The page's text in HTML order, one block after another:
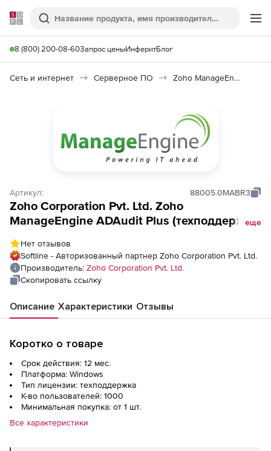
Softline
Поиск
8 (800) 200-08-60Запрос ценыИнферитБлог
Сеть и интернет Серверное ПО Zoho ManageEngine ADAudit Plus
Артикул: 88005.0MABR3
Zoho Corporation Pvt. Ltd. Zoho
ManageEngine ADAudit Plus (техподдержка
Backup and Recovery for 1000 Users
еще
Нет отзывов
Softline - Авторизованный партнер Zoho Corporation Pvt. Ltd.
Производитель: Zoho Corporation Pvt. Ltd.
Скопировать ссылку
Описание Характеристики Отзывы
Коротко о товаре
Срок действия: 12 мес.
Платформа: Windows
Тип лицензии: техподдержка
К-во пользователей: 1000
Минимальная покупка: от 1 шт.
Все характеристики